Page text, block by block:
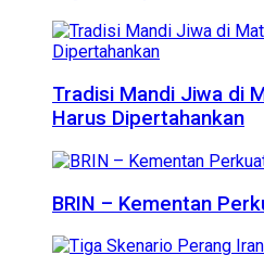
Tradisi Mandi Jiwa di
Harus Dipertahankan
BRIN – Kementan